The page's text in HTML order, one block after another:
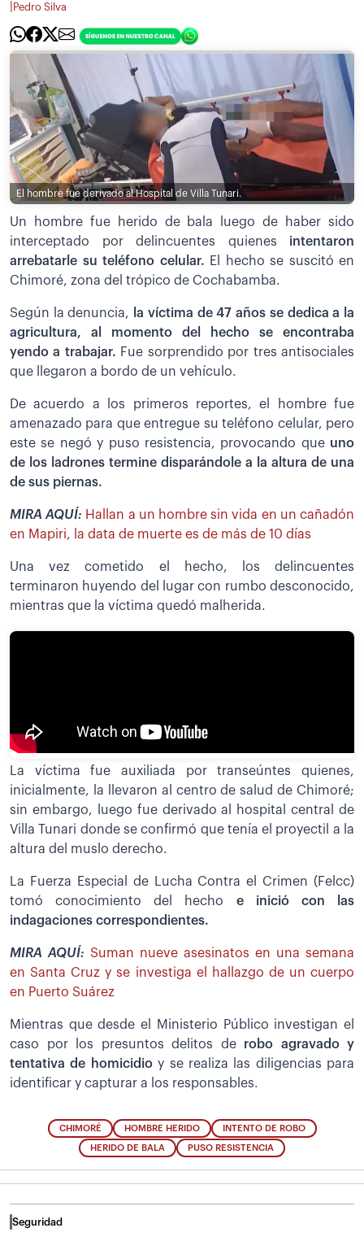
Pedro Silva
El hombre fue derivado al Hospital de Villa Tunari.
Un hombre fue herido de bala luego de haber sido
interceptado por delincuentes quienes intentaron
arrebatarle su teléfono celular. El hecho se suscitó en
Chimoré, zona del trópico de Cochabamba.
Según la denuncia,
la víctima de 47 años se dedica a la
agricultura, al momento del hecho se encontraba
yendo a trabajar. Fue sorprendido por tres antisociales
que llegaron a bordo de un vehículo.
De acuerdo a los primeros reportes, el hombre fue
amenazado para que entregue su teléfono celular, pero
este se negó y puso resistencia, provocando que uno
de los ladrones termine disparándole a la altura de una
de sus piernas.
MIRA AQUÍ: Hallan a un hombre sin vida en un cañadón
en Mapiri, la data de muerte es de más de 10 días
Una vez cometido el hecho, los delincuentes
terminaron huyendo del lugar con rumbo desconocido,
mientras que la víctima quedó malherida.
La víctima fue auxiliada por transeúntes quienes,
inicialmente, la llevaron al centro de salud de Chimoré;
sin embargo, luego fue derivado al hospital central de
Villa Tunari donde se confirmó que tenía el proyectil a la
altura del muslo derecho.
La Fuerza Especial de Lucha Contra el Crimen (Felcc)
tomó conocimiento del hecho e inició con las
indagaciones correspondientes.
MIRA AQUÍ: Suman nueve asesinatos en una semana
en Santa Cruz y se investiga el hallazgo de un cuerpo
en Puerto Suárez
Mientras que desde el Ministerio Público investigan el
caso por los presuntos delitos de robo agravado y
tentativa de homicidioy se realiza las diligencias para
identificar y capturar a los responsables.
CHIMORÉ HOMBRE HERIDO INTENTO DE ROBO
HERIDO DE BALA PUSO RESISTENCIA
Seguridad